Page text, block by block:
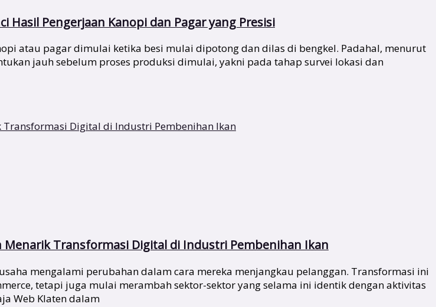
Hasil Pengerjaan Kanopi dan Pagar yang Presisi
atau pagar dimulai ketika besi mulai dipotong dan dilas di bengkel. Padahal, menurut
jauh sebelum proses produksi dimulai, yakni pada tahap survei lokasi dan
Menarik Transformasi Digital di Industri Pembenihan Ikan
mengalami perubahan dalam cara mereka menjangkau pelanggan. Transformasi ini
tetapi juga mulai merambah sektor-sektor yang selama ini identik dengan aktivitas
Web Klaten dalam